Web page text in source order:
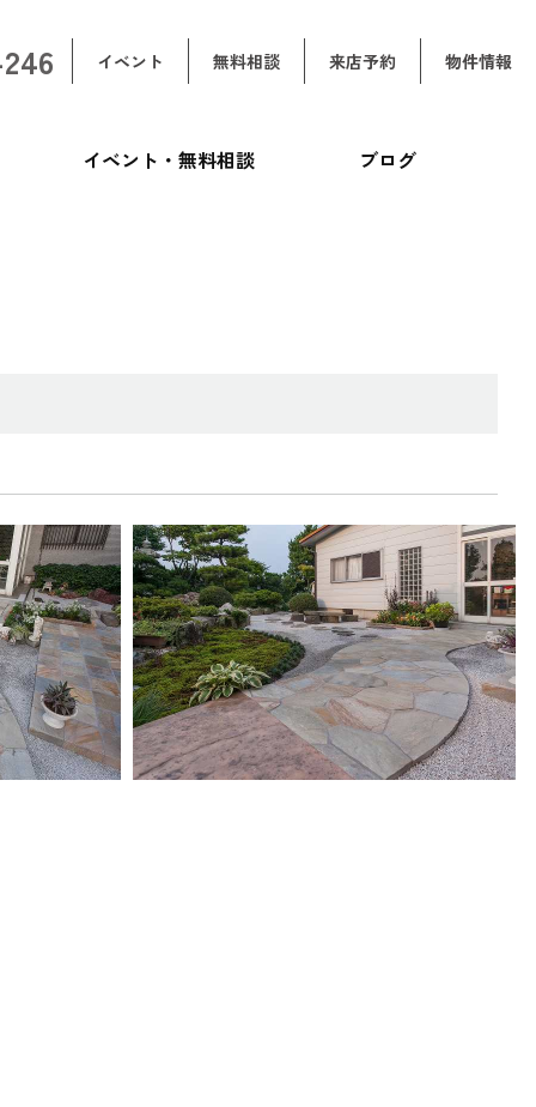
イベント 無料相談 来店予約 物件情報
イベント・無料相談 ブログ